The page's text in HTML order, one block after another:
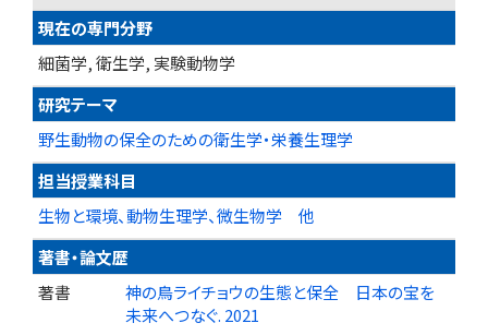
現在の専門分野
細菌学, 衛生学, 実験動物学
研究テーマ
野生動物の保全のための衛生学・栄養生理学
担当授業科目
生物と環境、動物生理学、微生物学 他
著書・論文歴
著書
神の鳥ライチョウの生態と保全 日本の宝を
未来へつなぐ. 2021